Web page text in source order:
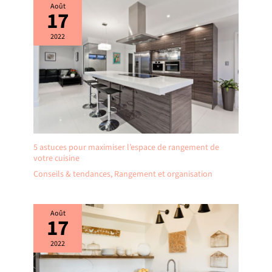
d'une utilisation
quotidienne. (Ce produit est
livré en 2 paquets, l'heure
d'arrivée peut être
différente, veuillez être
patient.)
Août
17
2022
5 astuces pour maximiser l’espace de rangement de
votre cuisine
Conseils & tendances, Rangement et organisation
Août
17
2022